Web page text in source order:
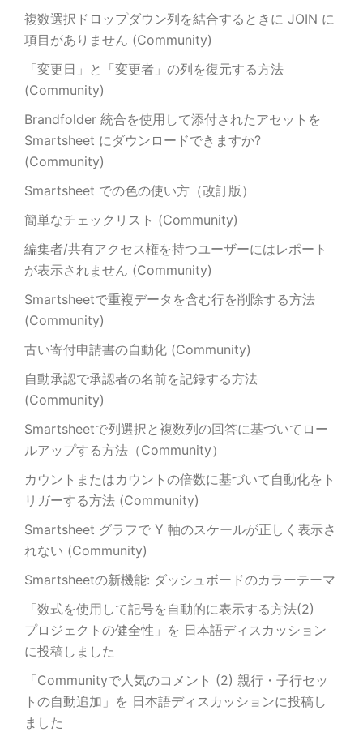
複数選択ドロップダウン列を結合するときに JOIN に
項目がありません (Community)
「変更日」と「変更者」の列を復元する方法
(Community)
Brandfolder 統合を使用して添付されたアセットを
Smartsheet にダウンロードできますか?
(Community)
Smartsheet での色の使い方（改訂版）
簡単なチェックリスト (Community)
編集者/共有アクセス権を持つユーザーにはレポート
が表示されません (Community)
Smartsheetで重複データを含む行を削除する方法
(Community)
古い寄付申請書の自動化 (Community)
自動承認で承認者の名前を記録する方法
(Community)
Smartsheetで列選択と複数列の回答に基づいてロー
ルアップする方法（Community）
カウントまたはカウントの倍数に基づいて自動化をト
リガーする方法 (Community)
Smartsheet グラフで Y 軸のスケールが正しく表示さ
れない (Community)
Smartsheetの新機能: ダッシュボードのカラーテーマ
「数式を使用して記号を自動的に表示する方法(2)
プロジェクトの健全性」を 日本語ディスカッション
に投稿しました
「Communityで人気のコメント (2) 親行・子行セッ
トの自動追加」を 日本語ディスカッションに投稿し
ました